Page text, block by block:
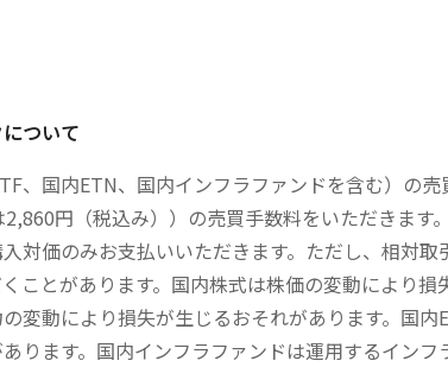
ついて
、国内ETN、国内インフラファンドを含む）の
円（税込み））の売買手数料をいただきます
対価のみお支払いいただきます。ただし、相対
ことがあります。国内株式は株価の変動により
変動により損失が生じるおそれがあります。国
ります。国内インフラファンドは運用するイン